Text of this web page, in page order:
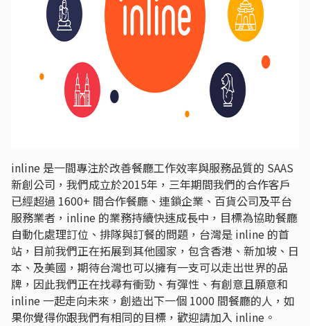
inline 是一間專注於改善餐廳工作效率與服務品質的 SAAS
新創公司，我們成立於2015年，三年期間我們的合作客戶
已經超過 1600+ 間合作餐廳、連鎖企業、百貨公司及平台
服務業者，inline 的業務持續快速成長中，目標為協助餐廳
自動化處理訂位、排隊與訂餐的問題，台灣是 inline 的首
站，目前我們正在拓展到其他國家，包含香港、新加坡、日
本、及美國，期待台灣也可以擁有一支可以走出世界的品
牌，因此我們正在找尋有衝勁、有彈性、有創意且願意和
inline 一起走向未來，創造出下一個 1000 間餐廳的人，如
果你覺得你跟我們有相同的目標，歡迎請加入 inline。